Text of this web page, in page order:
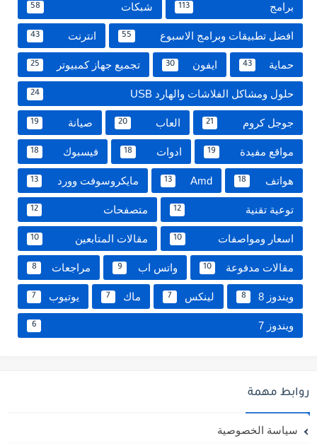
برامج 113 شبكات 58
افضل تطبيقات وبرامج الاسبوع 55 انترنت 43
حماية 43 ايفون 30 تجميع جهاز كمبيوتر 25
حلول ومشاكل الفلاشات والهارد USB 24
جوجل كروم 21 العاب 20 صيانة 19
مواقع مفيدة 19 ادوات 18 فيسبوك 18
هواتف 18
Amd
13 مايكروسوفت وورد 13
توعية تقنية 12 متصفحات 12
اسعار ومواصفات 10 مقالات المتابعين 10
مقالات مدفوعة 10 واتس اب 9 مراجعات 8
ويندوز 8 8 لينكس 7 ماك 7 يوتيوب 7
ويندوز 7 6
روابط مهمة
سياسة الخصوصية